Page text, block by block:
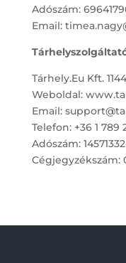
Adószám:
Email:
Tárhely.Eu Kft.
Weboldal:
Email:
Telefon: +36 1 789
Adószám:
Cégjegyzékszám: